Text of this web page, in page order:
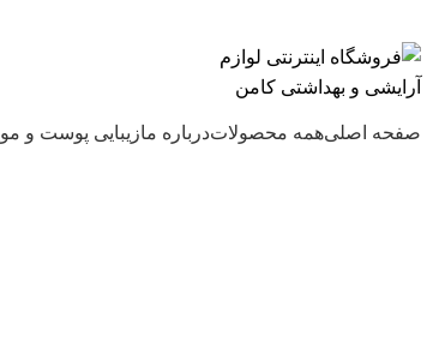
صفحه اصلیهمه محصولاتدرباره مازیبایی پوست و مو